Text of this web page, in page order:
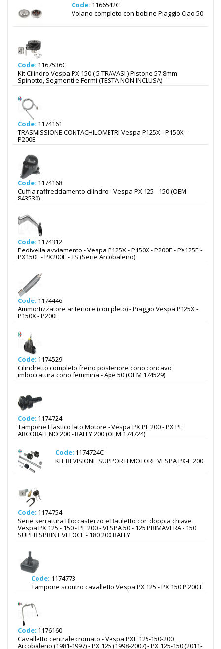
Code: 1166542C
Volano completo con bobine Piaggio Ciao 50
Code: 1167536C
Kit Cilindro Vespa PX 150 ( 5 TRAVASI ) Pistone 57.8mm
Spinotto, Segmenti e Fermi (TESTA NON INCLUSA)
Code: 1174161
TRASMISSIONE CONTACHILOMETRI Vespa P125X - P150X -
P200E
Code: 1174168
Cuffia raffreddamento cilindro - Vespa PX 125 - 150 (OEM
843530)
Code: 1174312
Pedivella avviamento - Vespa P125X - P150X - P200E - PX125E -
PX150E - PX200E - TS (Serie Arcobaleno)
Code: 1174446
Ammortizzatore anteriore (completo) - Piaggio Vespa P125X -
P150X - P200E
Code: 1174529
Cilindretto completo freno posteriore cono concavo
imboccatura cono femmina - Ape 50 (OEM 174529)
Code: 1174724
Tampone Elastico lato Motore - Vespa PX PE 200 - PX PE
ARCOBALENO 200 - RALLY 200 (OEM 174724)
Code: 1174724C
KIT REVISIONE SUPPORTI MOTORE VESPA PX-E 200
Code: 1174754
Serie serratura Bloccasterzo e Bauletto con doppia chiave
Vespa PX 125 - 150 - PE 200 - VESPA 50 - 125 PRIMAVERA - 150
SUPER SPRINT VELOCE - 180 200 RALLY
Code: 1174773
Tampone scontro cavalletto Vespa PX 125 - PX 150 P 200 E
Code: 1176160
Cavalletto centrale cromato - Vespa PXE 125-150-200
Arcobaleno (1981-1997) - PX 125 (1998-2007) - PX 125-150 (2011-